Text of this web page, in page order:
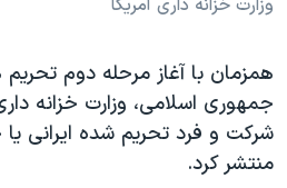
تریبونال مردمی آبان ۹۸
دادگاه حمید نوری
چهل سال گروگان‌گیری
وزارت خزانه داری آمریکا
همزمان با آغاز مرحله دوم تحریم
جمهوری اسلامی، وزارت خزانه
شرکت و فرد تحریم شده ایرانی یا
منتشر کرد.